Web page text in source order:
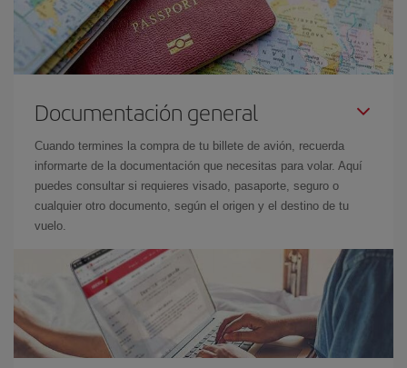
Documentación general
Cuando termines la compra de tu billete de avión, recuerda
informarte de la documentación que necesitas para volar. Aquí
puedes consultar si requieres visado, pasaporte, seguro o
cualquier otro documento, según el origen y el destino de tu
vuelo.